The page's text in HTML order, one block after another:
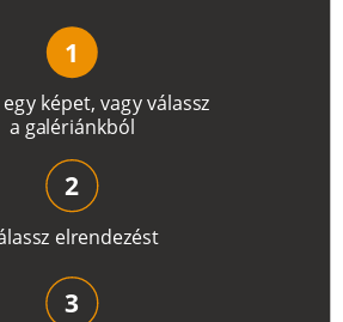
egy képet, vagyválassz
a galériánkból
1
lassz elrendezést
2
3